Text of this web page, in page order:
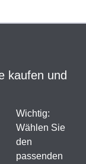
kaufen und
Wichtig:
Wählen Sie
den
passenden